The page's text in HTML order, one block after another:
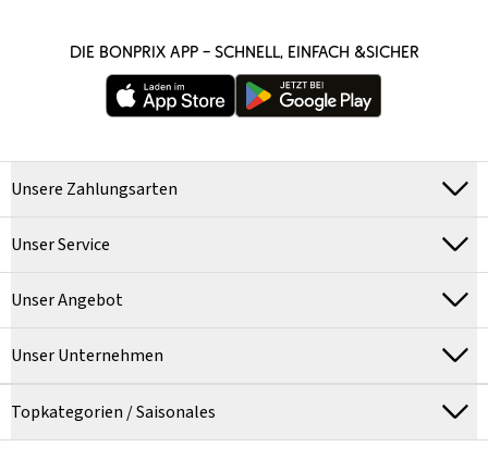
DIE BONPRIX APP – SCHNELL, EINFACH &SICHER
Unsere Zahlungsarten
Unser Service
Unser Angebot
Unser Unternehmen
Topkategorien / Saisonales